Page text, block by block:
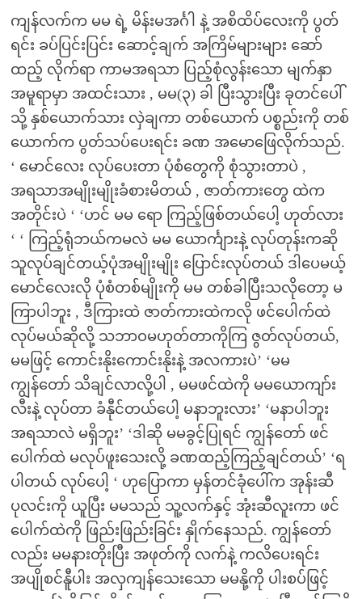
ကျန်လက်က မမ ရဲ့ မိန်းမအင်္ဂါ နဲ့ အစိထိပ်လေးကို ပွတ်
ရင်း ခပ်ပြင်းပြင်း ဆောင့်ချက် အကြိမ်များများ ဆော်
ထည့် လိုက်ရာ ကာမအရသာ ပြည့်စုံလွန်းသော မျက်နှာ
အမူရာမှာ အထင်းသား , မမ(၃) ခါ ပြီးသွားပြီး ခုတင်ပေါ်
သို့ နှစ်ယောက်သား လှဲချကာ တစ်ယောက် ပစ္စည်းကို တစ်
ယောက်က ပွတ်သပ်ပေးရင်း ခဏ အမောဖြေလိုက်သည်.
‘ မောင်လေး လုပ်ပေးတာ ပုံစံတွေကို စုံသွားတာပဲ ,
အရသာအမျိုးမျိုးခံစားမိတယ် , ဇာတ်ကားတွေ ထဲက
အတိုင်းပဲ ‘ ‘ဟင် မမ ရော ကြည့်ဖြစ်တယ်ပေါ့ ဟုတ်လား
‘ ‘ ကြည့်ရုံဘယ်ကမလဲ မမ ယောင်္ကျားနဲ့ လုပ်တုန်းကဆို
သူလုပ်ချင်တယ့်ပုံအမျိုးမျိုး ပြောင်းလုပ်တယ် ဒါပေမယ့်
မောင်လေးလို ပုံစံတစ်မျိုးကို မမ တစ်ခါပြီးသလိုတော့ မ
ကြာပါဘူး , ဒီကြားထဲ ဇာတ်ကားထဲကလို ဖင်ပေါက်ထဲ
လုပ်မယ်ဆိုလို့ သဘာဝမဟုတ်တာကိုကြ ဇွတ်လုပ်တယ်,
မမဖြင့် ကောင်းနိုးကောင်းနိုးနဲ့ အလကားပဲ’ ‘မမ
ကျွန်တော် သိချင်လာလို့ပါ , မမဖင်ထဲကို မမယောကျာ်း
လီးနဲ့ လုပ်တာ ခံနီုင်တယ်ပေါ့ မနာဘူးလား’ ‘မနာပါဘူး
အရသာလဲ မရှိဘူး’ ‘ဒါဆို မမခွင့်ပြုရင် ကျွန်တော် ဖင်
ပေါက်ထဲ မလုပ်ဖူးသေးလို့ ခဏထည့်ကြည့်ချင်တယ်’ ‘ရ
ပါတယ် လုပ်ပေါ့ ‘ ဟုပြောကာ မှန်တင်ခုံပေါ်က အုန်းဆီ
ပုလင်းကို ယူပြီး မမသည် သူ့လက်နှင့် အုံးဆီလူးကာ ဖင်
ပေါက်ထဲကို ဖြည်းဖြည်းခြင်း နှိုက်နေသည်. ကျွန်တော်
လည်း မမနားတိုးပြီး အဖုတ်ကို လက်နဲ့ ကလိပေးရင်း
အပျိုစင်နီူပါး အလှကျန်သေးသော မမနို့ကို ပါးစပ်ဖြင့်